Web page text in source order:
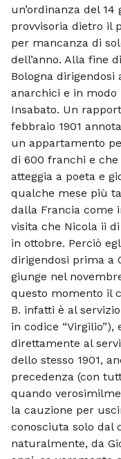
un’ordinanza del
provvisoria dietro il
per mancanza di
dell’anno. Alla fine
Bologna
anarchici e in modo
Insabato. Un
febbraio 1901
un appartamento
di 600 franchi e che
atteggia a poeta e
qualche mese più
dalla Francia come
visita che Nicola ii
in ottobre. Perciò
dirigendosi prima a
giunge nel
questo momento il
B. infatti è al
in codice
direttamente al
dello stesso 1901,
precedenza (con
quando
la cauzione per
conosciuta solo dal
naturalmente, da